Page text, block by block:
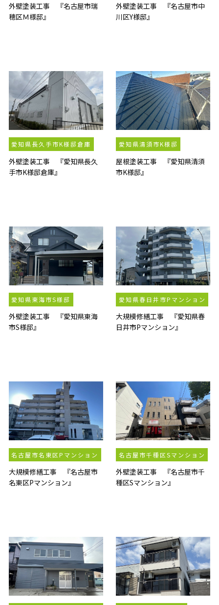
外壁塗装工事 『名古屋市瑞
穂区Ｍ様邸』
外壁塗装工事 『名古屋市中
川区Y様邸』
愛知県長久手市K様邸倉庫
外壁塗装工事 『愛知県長久
手市K様邸倉庫』
愛知県清須市K様邸
屋根塗装工事 『愛知県清須
市K様邸』
愛知県東海市S様邸
外壁塗装工事 『愛知県東海
市S様邸』
愛知県春日井市Pマンション
大規模修繕工事 『愛知県春
日井市Pマンション』
名古屋市名東区Pマンション
大規模修繕工事 『名古屋市
名東区Pマンション』
名古屋市千種区Sマンション
外壁塗装工事 『名古屋市千
種区Sマンション』